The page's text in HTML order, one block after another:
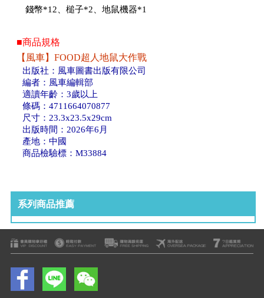
錢幣*12、槌子*2、地鼠機器*1
■商品規格
【風車】FOOD超人地鼠大作戰
出版社：風車圖書出版有限公司
編者：風車編輯部
適讀年齡：3歲以上
條碼：4711664070877
尺寸：23.3x23.5x29cm
出版時間：2026年6月
產地：中國
商品檢驗標：M33884
系列商品推薦